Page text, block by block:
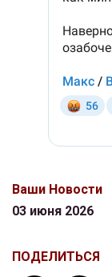
Ваши Новости
03 июня 2026
ПОДЕЛИТЬСЯ